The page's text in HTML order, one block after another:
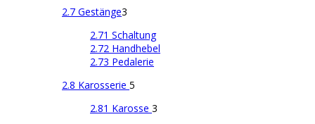
2.7 Gestänge3
2.71 Schaltung
2.72 Handhebel
2.73 Pedalerie
2.8 Karosserie 5
2.81 Karosse 3